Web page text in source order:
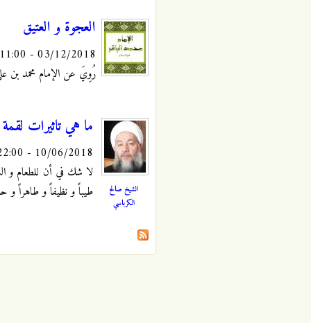
العجوة و العتيق
03/12/2018 - 11:00
رُوِيَ عن الإمام محمد بن
الشيخ صالح
الكرباسي
ما هي تاثيرات
10/06/2018 - 22:00
لا شك في أن للطعام و
طيباً و نظيفاً و طاهراً